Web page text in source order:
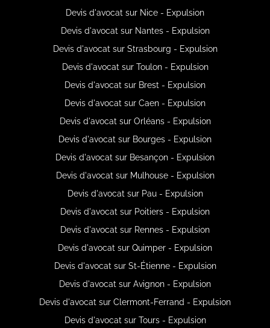
Devis d'avocat sur Nice - Expulsion
Devis d'avocat sur Nantes - Expulsion
Devis d'avocat sur Strasbourg - Expulsion
Devis d'avocat sur Toulon - Expulsion
Devis d'avocat sur Brest - Expulsion
Devis d'avocat sur Caen - Expulsion
Devis d'avocat sur Orléans - Expulsion
Devis d'avocat sur Bourges - Expulsion
Devis d'avocat sur Besançon - Expulsion
Devis d'avocat sur Mulhouse - Expulsion
Devis d'avocat sur Pau - Expulsion
Devis d'avocat sur Poitiers - Expulsion
Devis d'avocat sur Rennes - Expulsion
Devis d'avocat sur Quimper - Expulsion
Devis d'avocat sur St-Étienne - Expulsion
Devis d'avocat sur Avignon - Expulsion
Devis d'avocat sur Clermont-Ferrand - Expulsion
Devis d'avocat sur Tours - Expulsion